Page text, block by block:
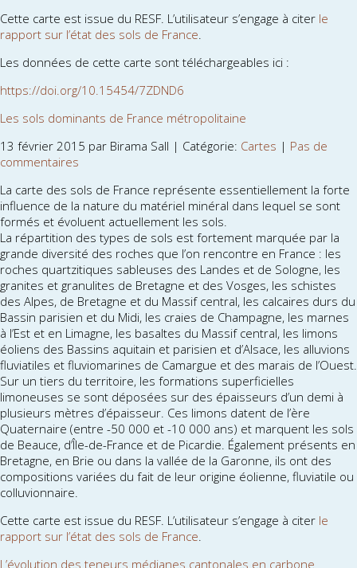
Cette carte est issue du RESF. L’utilisateur s’engage à citer le
rapport sur l’état des sols de France.
Les données de cette carte sont téléchargeables ici :
https://doi.org/10.15454/7ZDND6
Les sols dominants de France métropolitaine
13 février 2015 par Birama Sall | Catégorie: Cartes | Pas de
commentaires
La carte des sols de France représente essentiellement la forte
influence de la nature du matériel minéral dans lequel se sont
formés et évoluent actuellement les sols.
La répartition des types de sols est fortement marquée par la
grande diversité des roches que l’on rencontre en France : les
roches quartzitiques sableuses des Landes et de Sologne, les
granites et granulites de Bretagne et des Vosges, les schistes
des Alpes, de Bretagne et du Massif central, les calcaires durs du
Bassin parisien et du Midi, les craies de Champagne, les marnes
à l’Est et en Limagne, les basaltes du Massif central, les limons
éoliens des Bassins aquitain et parisien et d’Alsace, les alluvions
fluviatiles et fluviomarines de Camargue et des marais de l’Ouest.
Sur un tiers du territoire, les formations superficielles
limoneuses se sont déposées sur des épaisseurs d’un demi à
plusieurs mètres d’épaisseur. Ces limons datent de l’ère
Quaternaire (entre -50 000 et -10 000 ans) et marquent les sols
de Beauce, d’Île-de-France et de Picardie. Également présents en
Bretagne, en Brie ou dans la vallée de la Garonne, ils ont des
compositions variées du fait de leur origine éolienne, fluviatile ou
colluvionnaire.
Cette carte est issue du RESF. L’utilisateur s’engage à citer le
rapport sur l’état des sols de France.
L’évolution des teneurs médianes cantonales en carbone